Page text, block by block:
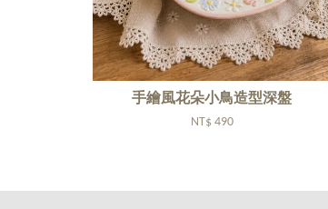
手繪風花朵小鳥造型深盤
NT$ 490